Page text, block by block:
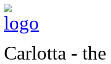
Carlotta - the